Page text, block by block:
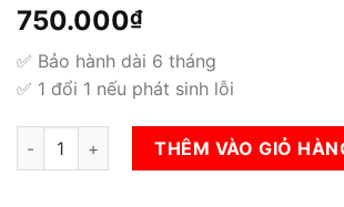
750.000₫
✅ Bảo hành dài 6 tháng
✅ 1 đổi 1 nếu phát sinh lỗi
Thay Pin Dell Latitude 3150 số lượng
THÊM VÀO GIỎ